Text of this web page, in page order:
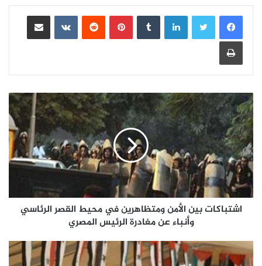
لينكدإن بينتيريست
مشاركة عبر البريد
طباعة
اشتباكات بين الأمن ومتظاهرين في محيط القصر الرئاسي
وأنباء عن مغادرة الرئيس المصري